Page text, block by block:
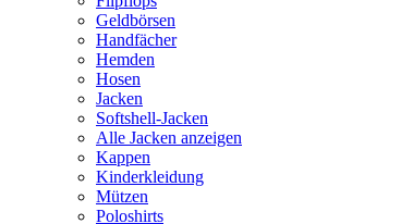
Geldbörsen
Handfächer
Hemden
Hosen
Jacken
Softshell-Jacken
Alle Jacken anzeigen
Kappen
Kinderkleidung
Mützen
Poloshirts